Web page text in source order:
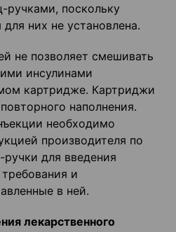
поскольку
них не установлена.
не позволяет смешивать
инсулинами
картридже. Картриджи
наполнения.
необходимо
производителя по
для введения
и
в ней.
лекарственного